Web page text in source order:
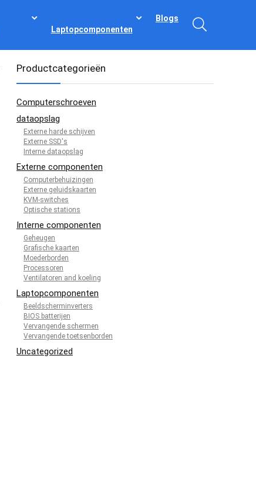
Laptopcomponenten
Blogs
Productcategorieën
Computerschroeven
dataopslag
Externe harde schijven
Externe SSD's
Interne dataopslag
Externe componenten
Computerbehuizingen
Externe geluidskaarten
KVM-switches
Optische stations
Interne componenten
Geheugen
Grafische kaarten
Moederborden
Processoren
Ventilatoren and koeling
Laptopcomponenten
Beeldscherminverters
BIOS batterijen
Vervangende schermen
Vervangende toetsenborden
Uncategorized